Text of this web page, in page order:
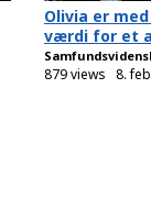
Olivia er
værdi for et
879 views 8.